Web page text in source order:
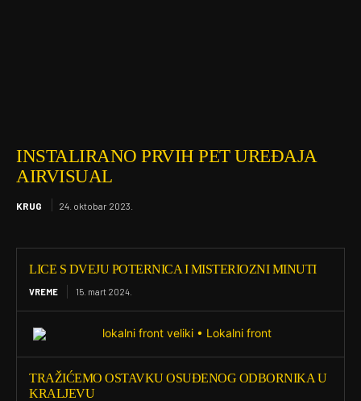
INSTALIRANO PRVIH PET UREĐAJA
AIRVISUAL
KRUG 24. oktobar 2023.
LICE S DVEJU POTERNICA I MISTERIOZNI MINUTI
VREME 15. mart 2024.
TRAŽIĆEMO OSTAVKU OSUĐENOG ODBORNIKA U
KRALJEVU